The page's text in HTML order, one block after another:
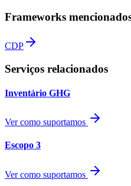
Frameworks
CDP
Serviços relacionados
Inventário GHG
Ver como suportamos
Escopo 3
Ver como suportamos